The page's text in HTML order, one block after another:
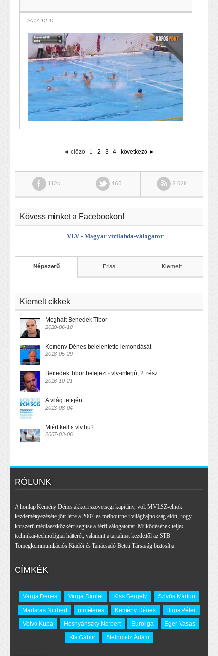
2017-12-12
◄ előző 1 2 3 4 következő ►
112k 465 3.92k
Kövess minket a Facebookon!
VLV - Magyar vízilabda-válogatott
Népszerű Friss Kiemelt
Kiemelt cikkek
Meghalt Benedek Tibor
2020-06-18
Kemény Dénes bejelentette lemondását
2018-05-29
Benedek Tibor befejezi - vlv-interjú, 2. rész
2016-10-21
A világ tetején
2013-08-04
Miért kell a vlv.hu?
2007-03-06
RÓLUNK
A honlap Kemény Dénes akkori szövetségi kapitány, volt MVLSZ-elnök
kezdeményezésére jött létre a 2007-es melbourne-i világbajnokság előtt, hogy
korszerű médiaeszközként segítse a férfi válogatottat. Működésének teljes
technikai-technológiai hátterét, valamint a tartalmat kezdettől az STB
Tömegkommunikációs Kiadói és Tanácsadó Betéti Társaság biztosítja.
CÍMKÉK
Varga Dénes Varga Dániel Kiss Gergely
Szivós Márton
Madaras Norbert
ötméteres Kemény Dénes
Biros Péter
Volvo Kupa
Hosnyánszky Norbert Euroliga
Eger-Vasas
Kis Gábor
Steinmetz Ádám